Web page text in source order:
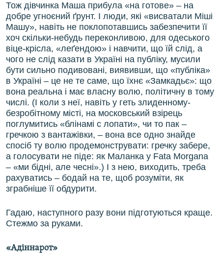
Тож дівчинка Маша прибула «на готове» – на
добре угноєний ґрунт. І люди, які «висватали Міші
Машу», навіть не поклопотавшись забезпечити її
хоч скільки-небудь переконливою, для одеського
віце-крісла, «леґендою» і навчити, що їй слід, а
чого не слід казати в Україні на публіку, мусили
бути сильно подивовані, виявивши, що «публіка»
в Україні – це не те саме, що їхнє «Замкадьє»: що
вона реальна і має власну волю, політичну в тому
числі. (І коли з неї, навіть у геть злиденному-
безробітному місті, на московський взірець
поглумитись «блінамі с лопати», чи то пак –
гречкою з вантажівки, – вона все одно знайде
спосіб ту волю продемонструвати: гречку забере,
а голосувати не піде: як Маланка у Fata Morgana
– «ми бідні, але чесні».) І з нею, виходить, треба
рахуватись – бодай на те, щоб розуміти, як
зграбніше її обдурити.
Гадаю, наступного разу вони підготуються краще.
Стежмо за руками.
«Адіннарот»